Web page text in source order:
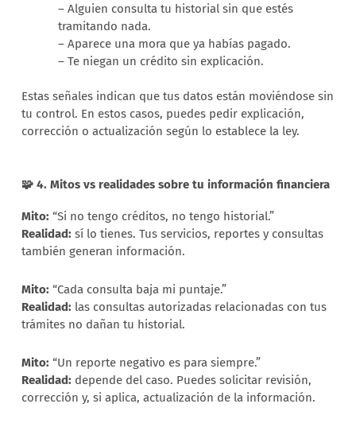
– Alguien consulta tu historial sin que estés
tramitando nada.
– Aparece una mora que ya habías pagado.
– Te niegan un crédito sin explicación.
Estas señales indican que tus datos están moviéndose sin
tu control. En estos casos, puedes pedir explicación,
corrección o actualización según lo establece la ley.
🧩 4. Mitos vs realidades sobre tu información financiera
Mito: “Si no tengo créditos, no tengo historial.”
Realidad: sí lo tienes. Tus servicios, reportes y consultas
también generan información.
Mito: “Cada consulta baja mi puntaje.”
Realidad: las consultas autorizadas relacionadas con tus
trámites no dañan tu historial.
Mito: “Un reporte negativo es para siempre.”
Realidad: depende del caso. Puedes solicitar revisión,
corrección y, si aplica, actualización de la información.